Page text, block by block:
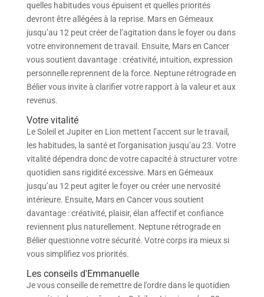
quelles habitudes vous épuisent et quelles priorités
devront être allégées à la reprise. Mars en Gémeaux
jusqu’au 12 peut créer de l’agitation dans le foyer ou dans
votre environnement de travail. Ensuite, Mars en Cancer
vous soutient davantage : créativité, intuition, expression
personnelle reprennent de la force. Neptune rétrograde en
Bélier vous invite à clarifier votre rapport à la valeur et aux
revenus.
Votre vitalité
Le Soleil et Jupiter en Lion mettent l’accent sur le travail,
les habitudes, la santé et l’organisation jusqu’au 23. Votre
vitalité dépendra donc de votre capacité à structurer votre
quotidien sans rigidité excessive. Mars en Gémeaux
jusqu’au 12 peut agiter le foyer ou créer une nervosité
intérieure. Ensuite, Mars en Cancer vous soutient
davantage : créativité, plaisir, élan affectif et confiance
reviennent plus naturellement. Neptune rétrograde en
Bélier questionne votre sécurité. Votre corps ira mieux si
vous simplifiez vos priorités.
Les conseils d'Emmanuelle
Je vous conseille de remettre de l’ordre dans le quotidien